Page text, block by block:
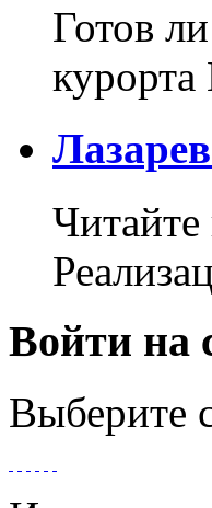
Готов
Войти на
Выберите